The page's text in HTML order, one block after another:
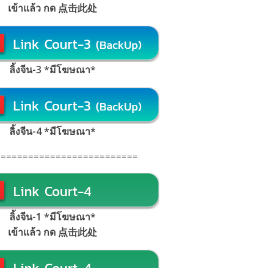
เข้าแล้ว กด 点击此处
ลิ้งจีน-3 *มีโฆษณา*
ลิ้งจีน-4 *มีโฆษณา*
ลิ้งจีน-1 *มีโฆษณา*
เข้าแล้ว กด 点击此处